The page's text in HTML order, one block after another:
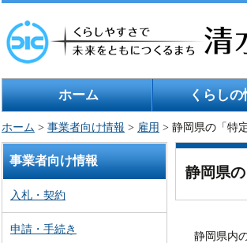
ホーム くらしの
ホーム > 事業者向け情報 > 雇用 > 静岡県の「特
静岡県
静岡県内
事業者向け情報
入札・契約
申請・手続き